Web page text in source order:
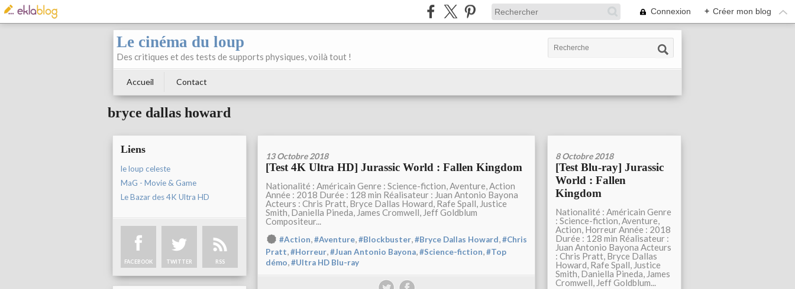
Connexion + Créer mon blog
Le cinéma du loup
Des critiques et des tests de supports physiques, voilà tout !
Accueil Contact
bryce dallas howard
Liens
le loup celeste
MaG - Movie & Game
Le Bazar des 4K Ultra HD
FACEBOOK TWITTER RSS
13 Octobre 2018
[Test 4K Ultra HD] Jurassic World : Fallen Kingdom
Nationalité : Américain Genre : Science-fiction, Aventure, Action
Année : 2018 Durée : 128 min Réalisateur : Juan Antonio Bayona
Acteurs : Chris Pratt, Bryce Dallas Howard, Rafe Spall, Justice
Smith, Daniella Pineda, James Cromwell, Jeff Goldblum
Compositeur...
#Action,#Aventure,#Blockbuster,#Bryce Dallas Howard,#Chris
Pratt,#Horreur,#Juan Antonio Bayona,#Science-fiction,#Top
démo,#Ultra HD Blu-ray
8 Octobre 2018
[Test Blu-ray] Jurassic
World : Fallen
Kingdom
Nationalité : Américain Genre
: Science-fiction, Aventure,
Action, Horreur Année : 2018
Durée : 128 min Réalisateur :
Juan Antonio Bayona Acteurs
: Chris Pratt, Bryce Dallas
Howard, Rafe Spall, Justice
Smith, Daniella Pineda, James
Cromwell, Jeff Goldblum...